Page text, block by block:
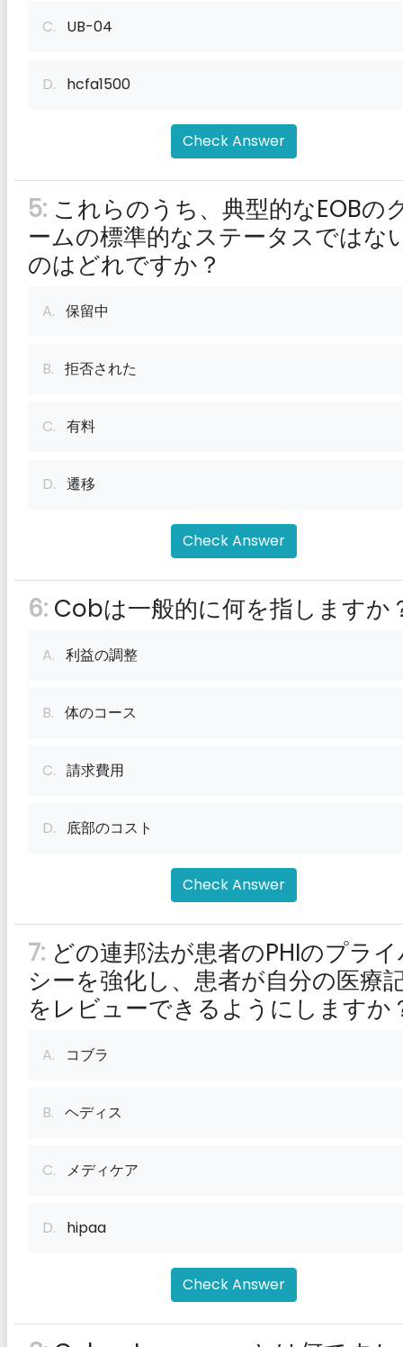
C. UB-04
D. hcfa1500
Check Answer
5: これらのうち、典型的なEOBの
ームの標準的なステータスではな
のはどれですか？
A. 保留中
B. 拒否された
C. 有料
D. 遷移
Check Answer
6: Cobは一般的に何を指しますか
A. 利益の調整
B. 体のコース
C. 請求費用
D. 底部のコスト
Check Answer
7: どの連邦法が患者のPHIのプラ
シーを強化し、患者が自分の医療
をレビューできるようにしますか
A. コブラ
B. ヘディス
C. メディケア
D. hipaa
Check Answer